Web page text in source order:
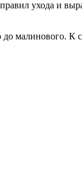
ухода и
до малинового.